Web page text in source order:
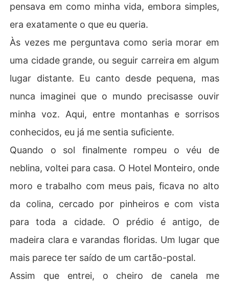
pensava em como minha vida, embora simples,
era exatamente o que eu queria.
Às vezes me perguntava como seria morar em
uma cidade grande, ou seguir carreira em algum
lugar distante. Eu canto desde pequena, mas
nunca imaginei que o mundo precisasse ouvir
minha voz. Aqui, entre montanhas e sorrisos
conhecidos, eu já me sentia suficiente.
Quando o sol finalmente rompeu o véu de
neblina, voltei para casa. O Hotel Monteiro, onde
moro e trabalho com meus pais, ficava no alto
da colina, cercado por pinheiros e com vista
para toda a cidade. O prédio é antigo, de
madeira clara e varandas floridas. Um lugar que
mais parece ter saído de um cartão-postal.
Assim que entrei, o cheiro de canela me